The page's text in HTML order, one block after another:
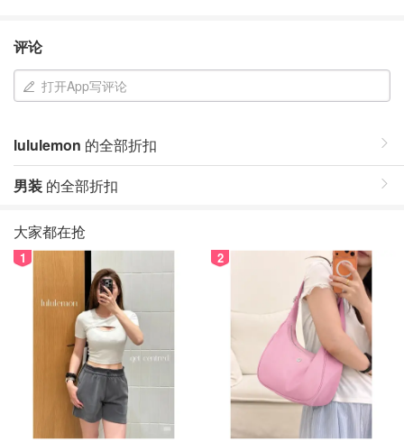
评论
打开App写评论
lululemon 的全部折扣
男装 的全部折扣
大家都在抢
1 2